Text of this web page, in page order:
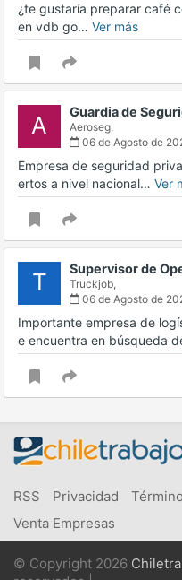
¿te gustaría preparar café
en vdb go… Ver más
A Guardia de
Aeroseg,
06 de Agosto de
Empresa de seguridad
ertos a nivel nacional… Ver
T Supervisor de
Truckjob,
06 de Agosto de
Importante empresa de
e encuentra en búsqueda
RSS Privacidad
Venta Empresas
© Copyright 2026